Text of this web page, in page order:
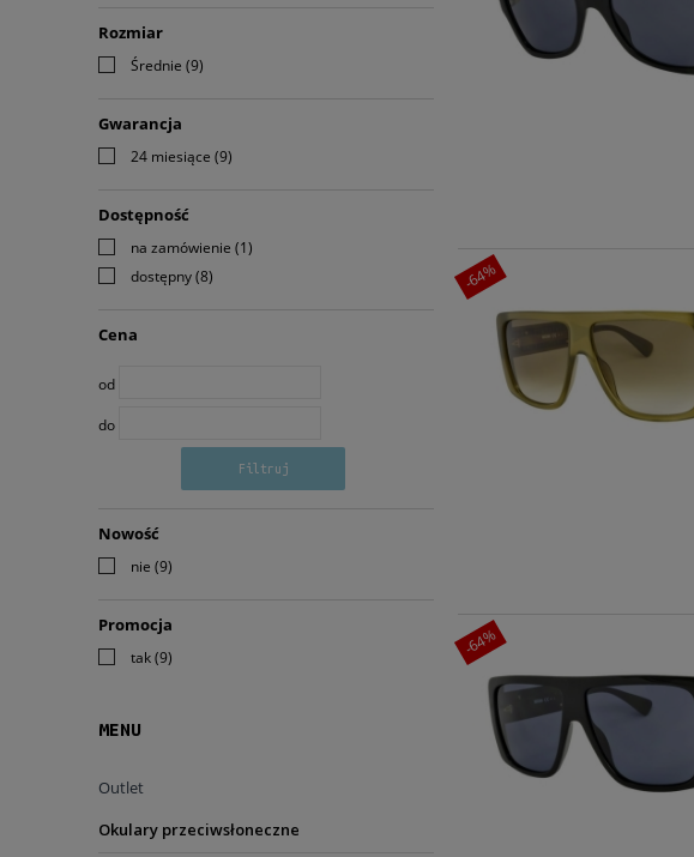
Rozmiar
Średnie (9)
Gwarancja
24 miesiące (9)
Dostępność
na zamówienie (1)
dostępny(8)
Cena
od
do
Filtruj
Nowość
nie (9)
Promocja
tak(9)
MENU
Outlet
Okulary przeciwsłoneczne
-64%
-64%